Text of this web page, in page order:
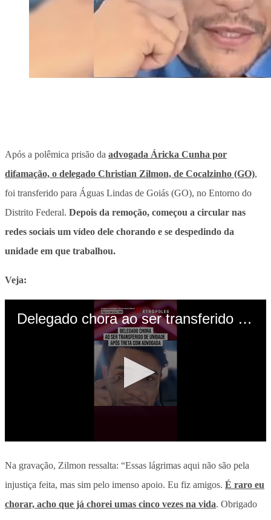
Após a polêmica prisão da advogada Áricka Cunha por
difamação, o delegado Christian Zilmon, de Cocalzinho (GO),
foi transferido para Águas Lindas de Goiás (GO), no Entorno do
Distrito Federal. Depois da remoção, começou a circular nas
redes sociais um vídeo dele chorando e se despedindo da
unidade em que trabalhou.
Veja:
Na gravação, Zilmon ressalta: “Essas lágrimas aqui não são pela
injustiça feita, mas sim pelo imenso apoio. Eu fiz amigos. É raro eu
chorar, acho que já chorei umas cinco vezes na vida. Obrigado